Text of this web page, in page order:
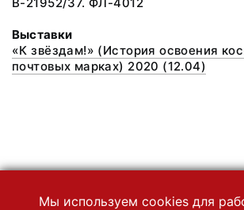
Выставки
«К звёздам!» (История освоения
почтовых марках) 2020 (12.04)
Мы используем cookies для